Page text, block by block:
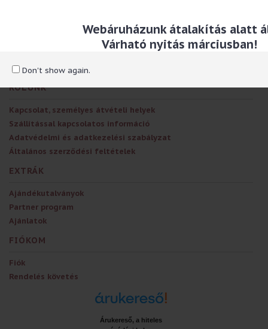
Webáruházunk átalakítás alatt
Várható nyitás márciusban!
Don't show again.
cocktail
RÓLUNK
Kapcsolat, személyes átvételi helyek
Szállítással kapcsolatos információ
Adatvédelmi és adatkezelési szabályzat
Általános szerződési feltételek
EXTRÁK
Ajándékutalványok
Partner program
Ajánlatok
FIÓKOM
Fiók
Rendelés követés
Árukereső, a hiteles